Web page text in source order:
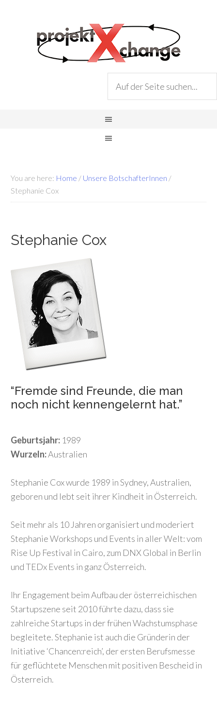
You are here: Home / Unsere BotschafterInnen /
Stephanie Cox
Stephanie Cox
“Fremde sind Freunde, die man
noch nicht kennengelernt hat.”
Geburtsjahr: 1989
Wurzeln:Australien
Stephanie Cox wurde 1989 in Sydney, Australien,
geboren und lebt seit ihrer Kindheit in Österreich.
Seit mehr als 10 Jahren organisiert und moderiert
Stephanie Workshops und Events in aller Welt: vom
Rise Up Festival in Cairo, zum DNX Global in Berlin
und TEDx Events in ganz Österreich.
Ihr Engagement beim Aufbau der österreichischen
Startupszene seit 2010 führte dazu, dass sie
zahlreiche Startups in der frühen Wachstumsphase
begleitete. Stephanie ist auch die Gründerin der
Initiative ‘Chancen:reich’, der ersten Berufsmesse
für geflüchtete Menschen mit positiven Bescheid in
Österreich.